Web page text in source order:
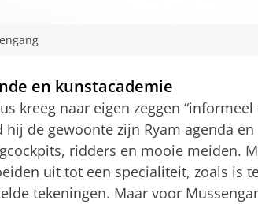
en kunstacademie
kreeg naar eigen zeggen
hij de gewoonte zijn Ryam agenda
ridders en mooie meiden.
uit tot een specialiteit, zoals is
tekeningen. Maar voor